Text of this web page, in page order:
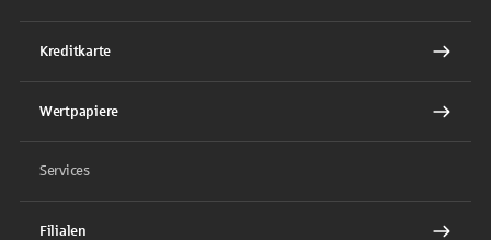
Kreditkarte
Wertpapiere
Services
Filialen